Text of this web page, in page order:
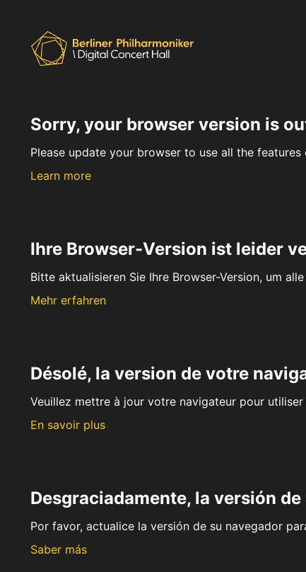
Sorry, your browser version is
Please update your browser to use all the
Learn more
Ihre Browser-Version ist leider
Bitte aktualisieren Sie Ihre Browser-Version, um
Mehr erfahren
Désolé, la version de votre
Veuillez mettre à jour votre navigateur pour
En savoir plus
Desgraciadamente, la versión
Por favor, actualice la versión de su navegador
Saber más